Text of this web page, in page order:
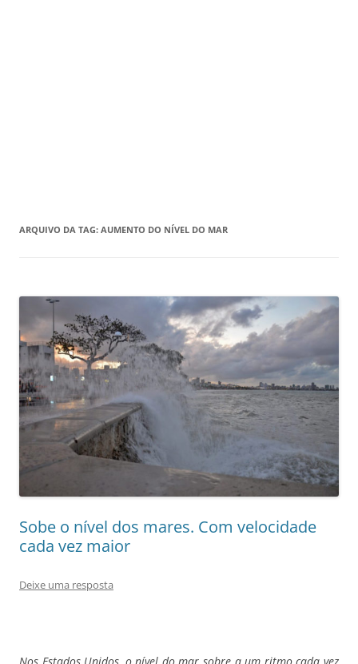
ARQUIVO DA TAG: AUMENTO DO NÍVEL DO MAR
Sobe o nível dos mares. Com velocidade
cada vez maior
Deixe uma resposta